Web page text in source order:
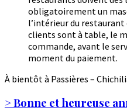
obligatoirement un
l’intérieur du restaurant
clients sont à table, le
commande, avant le
moment du paiement.
À bientôt à Passières –
> Bonne et heureuse